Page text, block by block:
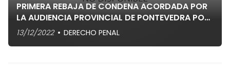
PRIMERA REBAJA DE CONDENA ACORDADA POR
LA AUDIENCIA PROVINCIAL DE PONTEVEDRA POR
LA APLICACIÓN DE LA LEY DEL "SOLO SI ES SI"
13/12/2022 DERECHO PENAL